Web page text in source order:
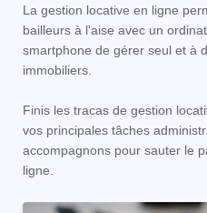
La gestion locative en ligne
bailleurs à l'aise avec un
smartphone de gérer seul et à
immobiliers.
Finis les tracas de gestion
vos principales tâches
accompagnons pour sauter le
ligne.